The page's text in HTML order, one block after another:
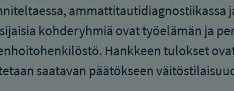
ammattitautidiagnostiikassa
kohderyhmiä ovat työelämän ja
Hankkeen tulokset
saatavan päätökseen